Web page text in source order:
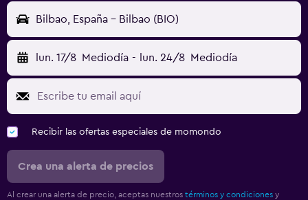
Bilbao, España - Bilbao (BIO)
lun. 17/8 Mediodía - lun. 24/8 Mediodía
Recibir las ofertas especiales de momondo
Crea una alerta de precios
Al crear una alerta de precio, aceptas nuestros términos y condiciones y